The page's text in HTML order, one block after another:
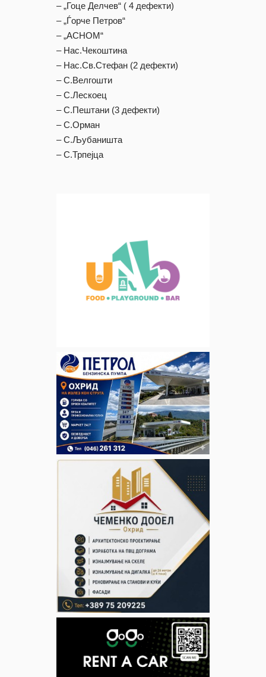
– „Гоце Делчев“ ( 4 дефекти)
– „Ѓорче Петров“
– „АСНОМ“
– Нас.Чекоштина
– Нас.Св.Стефан (2 дефекти)
– С.Велгошти
– С.Лескоец
– С.Пештани (3 дефекти)
– С.Орман
– С.Љубаништа
– С.Трпејца